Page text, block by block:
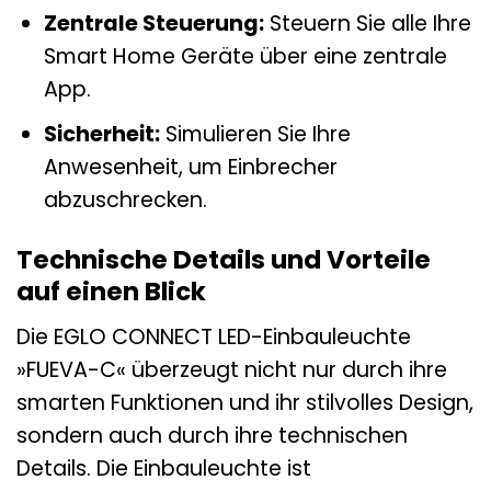
Zentrale Steuerung:Steuern Sie alle Ihre
Smart Home Geräte über eine zentrale
App.
Sicherheit:Simulieren Sie Ihre
Anwesenheit, um Einbrecher
abzuschrecken.
Technische Details und Vorteile
auf einen Blick
Die EGLO CONNECT LED-Einbauleuchte
»FUEVA-C« überzeugt nicht nur durch ihre
smarten Funktionen und ihr stilvolles Design,
sondern auch durch ihre technischen
Details. Die Einbauleuchte ist